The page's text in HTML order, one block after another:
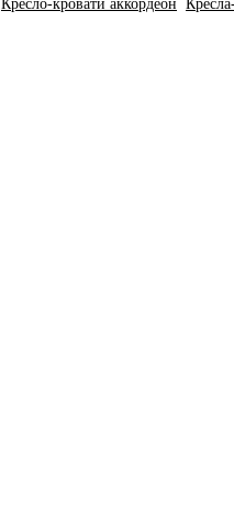
Кресло-кровати аккордеон